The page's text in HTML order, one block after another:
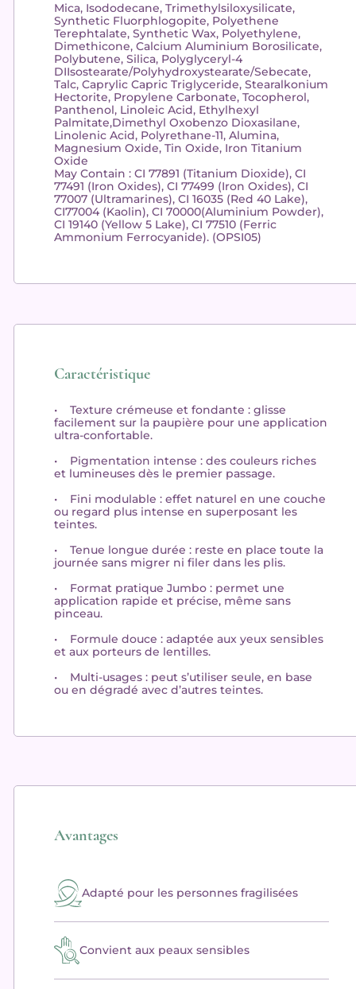
Mica, Isododecane, Trimethylsiloxysilicate,
Synthetic Fluorphlogopite, Polyethene
Terephtalate, Synthetic Wax, Polyethylene,
Dimethicone, Calcium Aluminium Borosilicate,
Polybutene, Silica, Polyglyceryl-4
DIIsostearate/Polyhydroxystearate/Sebecate,
Talc, Caprylic Capric Triglyceride, Stearalkonium
Hectorite, Propylene Carbonate, Tocopherol,
Panthenol, Linoleic Acid, Ethylhexyl
Palmitate,Dimethyl Oxobenzo Dioxasilane,
Linolenic Acid, Polyrethane-11, Alumina,
Magnesium Oxide, Tin Oxide, Iron Titanium
Oxide
May Contain : CI 77891 (Titanium Dioxide), CI
77491 (Iron Oxides), CI 77499 (Iron Oxides), CI
77007 (Ultramarines), CI 16035 (Red 40 Lake),
CI77004 (Kaolin), CI 70000(Aluminium Powder),
CI 19140 (Yellow 5 Lake), CI 77510 (Ferric
Ammonium Ferrocyanide). (OPSI05)
Caractéristique
•Texture crémeuse et fondante : glisse
facilement sur la paupière pour une application
ultra-confortable.
• Pigmentation intense : des couleurs riches
et lumineuses dès le premier passage.
• Fini modulable : effet naturel en une couche
ou regard plus intense en superposant les
teintes.
•Tenue longue durée : reste en place toute la
journée sans migrer ni filer dans les plis.
• Format pratique Jumbo : permet une
application rapide et précise, même sans
pinceau.
• Formule douce : adaptée aux yeux sensibles
et aux porteurs de lentilles.
• Multi-usages : peut s’utiliser seule, en base
ou en dégradé avec d’autres teintes.
Avantages
Adapté pour les personnes fragilisées
Convient aux peaux sensibles